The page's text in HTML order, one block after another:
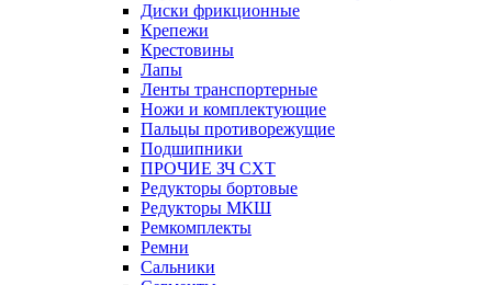
Диски фрикционные
Крепежи
Крестовины
Лапы
Ленты транспортерные
Ножи и комплектующие
Пальцы противорежущие
Подшипники
ПРОЧИЕ ЗЧ СХТ
Редукторы бортовые
Редукторы МКШ
Ремкомплекты
Ремни
Сальники